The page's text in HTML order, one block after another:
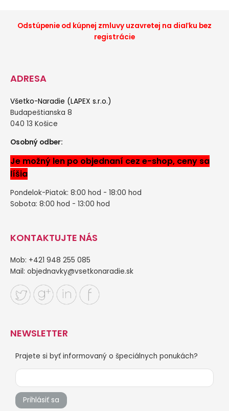
Odstúpenie od kúpnej zmluvy uzavretej na diaľku bez
registrácie
ADRESA
Všetko-Naradie (LAPEX s.r.o.)
Budapeštianska 8
040 13 Košice
Osobný odber:
Je možný len po objednaní cez e-shop, ceny sa
líšia
Pondelok-Piatok: 8:00 hod - 18:00 hod
Sobota: 8:00 hod - 13:00 hod
KONTAKTUJTE NÁS
Mob: +421 948 255 085
Mail: objednavky@vsetkonaradie.sk
NEWSLETTER
Prajete si byť informovaný o špeciálnych ponukách?
Prihlásiť sa